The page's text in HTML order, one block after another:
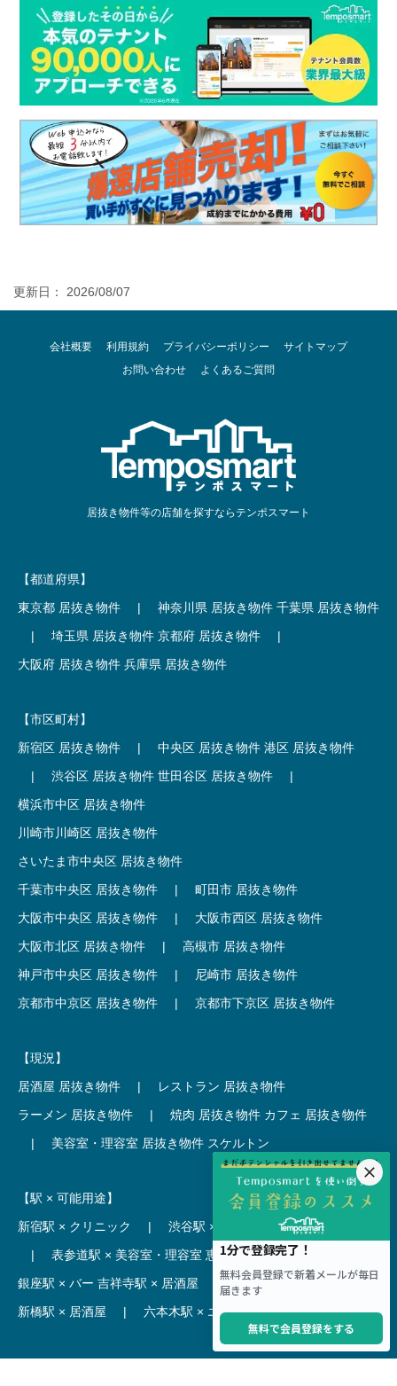
更新日： 2026/08/07
会社概要 利用規約 プライバシーポリシー
サイトマップ
お問い合わせ
よくあるご質問
居抜き物件等の店舗を探すならテンポスマート
【都道府県】
東京都 居抜き物件
| 神奈川県 居抜き物件 千葉県 居抜き物件
|
埼玉県 居抜き物件 京都府 居抜き物件
|
大阪府 居抜き物件 兵庫県 居抜き物件
【市区町村】
新宿区 居抜き物件
| 中央区 居抜き物件 港区 居抜き物件
|
渋谷区 居抜き物件 世田谷区 居抜き物件
|
横浜市中区 居抜き物件
川崎市川崎区 居抜き物件
さいたま市中央区 居抜き物件
千葉市中央区 居抜き物件
|
町田市 居抜き物件
大阪市中央区 居抜き物件
|
大阪市西区 居抜き物件
大阪市北区 居抜き物件
|
高槻市 居抜き物件
神戸市中央区 居抜き物件
|
尼崎市 居抜き物件
京都市中京区 居抜き物件
| 京都市下京区 居抜き物件
【現況】
居酒屋 居抜き物件
|
レストラン 居抜き物件
ラーメン 居抜き物件
| 焼肉 居抜き物件 カフェ 居抜き物件
|
美容室・理容室 居抜き物件 スケルトン
【駅 × 可能用途】
新宿駅 × クリニック
| 渋谷駅 × カフェ
池袋駅 × ラーメン
|
表参道駅 × 美容室・理容室 恵比寿駅 × レストラン
銀座駅 × バー 吉祥寺駅 × 居酒屋
麻布十番駅 × レストラン
新橋駅 × 居酒屋
| 六本木駅 × エステ・マッサージ・サロン